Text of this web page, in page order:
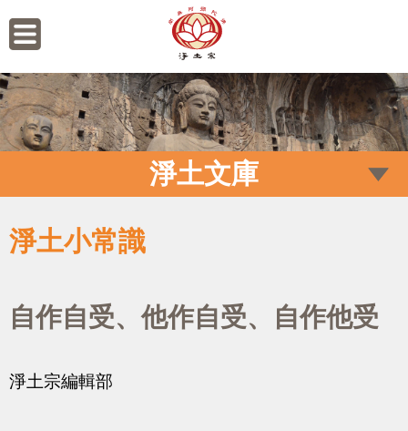
淨土文庫
淨土小常識
自作自受、他作自受、自作他受
淨土宗編輯部